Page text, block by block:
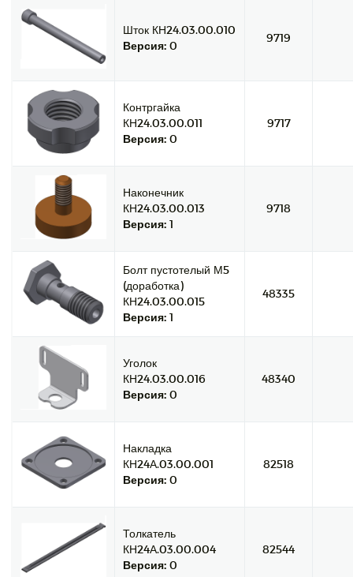
Шток КН24.03.00.010
Версия: 0
9719
Контргайка
КН24.03.00.011
Версия: 0
9717
Наконечник
КН24.03.00.013
Версия: 1
9718
Болт пустотелый М5
(доработка)
КН24.03.00.015
Версия: 1
48335
Уголок
КН24.03.00.016
Версия: 0
48340
Накладка
КН24А.03.00.001
Версия: 0
82518
Толкатель
КН24А.03.00.004
Версия: 0
82544